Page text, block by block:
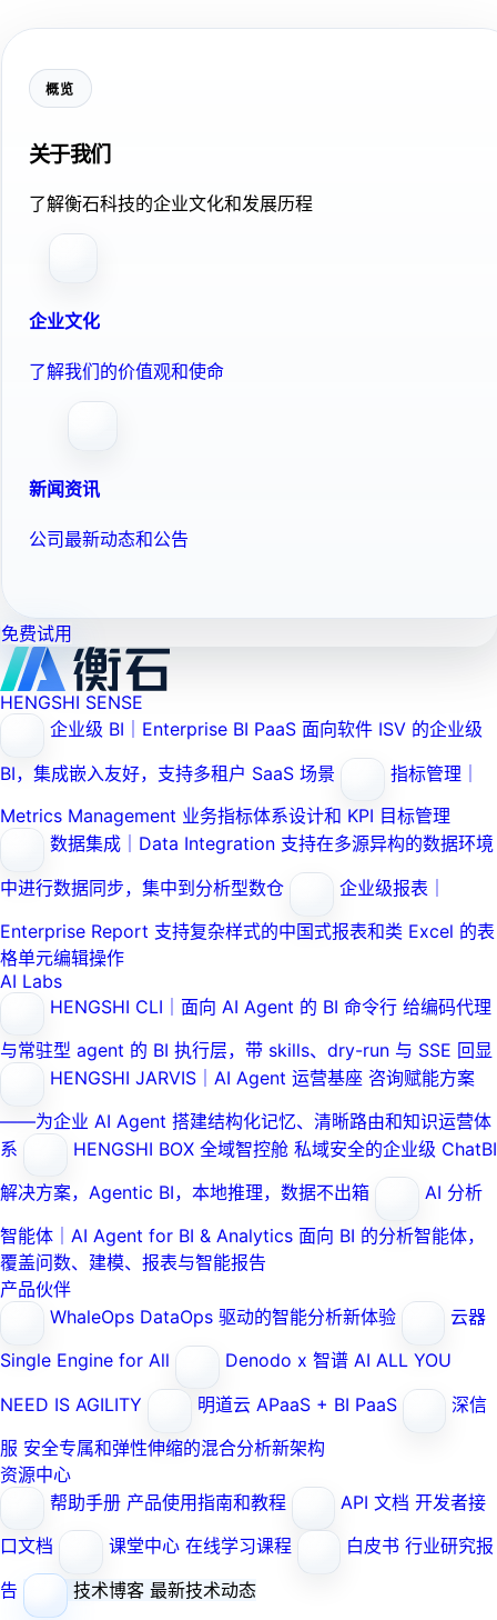
概览
关于我们
了解衡石科技的企业文化和发展历程
企业文化
了解我们的价值观和使命
新闻资讯
公司最新动态和公告
免费试用
HENGSHI SENSE
企业级 BI｜Enterprise BI PaaS 面向软件 ISV 的企业级
BI，集成嵌入友好，支持多租户 SaaS 场景
指标管理｜
Metrics Management 业务指标体系设计和 KPI 目标管理
数据集成｜Data Integration 支持在多源异构的数据环境
中进行数据同步，集中到分析型数仓
企业级报表｜
Enterprise Report 支持复杂样式的中国式报表和类 Excel 的表
格单元编辑操作
AI Labs
HENGSHI CLI｜面向 AI Agent 的 BI 命令行 给编码代理
与常驻型 agent 的 BI 执行层，带 skills、dry-run 与 SSE 回显
HENGSHI JARVIS｜AI Agent 运营基座 咨询赋能方案
——为企业 AI Agent 搭建结构化记忆、清晰路由和知识运营体
系
HENGSHI BOX 全域智控舱 私域安全的企业级 ChatBI
解决方案，Agentic BI，本地推理，数据不出箱
AI 分析
智能体｜AI Agent for BI & Analytics 面向 BI 的分析智能体，
覆盖问数、建模、报表与智能报告
产品伙伴
WhaleOps DataOps 驱动的智能分析新体验
云器
Single Engine for All
Denodo x 智谱 AI ALL YOU
NEED IS AGILITY
明道云 APaaS + BI PaaS
深信
服 安全专属和弹性伸缩的混合分析新架构
资源中心
帮助手册 产品使用指南和教程 API 文档 开发者接
口文档
课堂中心 在线学习课程 白皮书 行业研究报
告
技术博客 最新技术动态